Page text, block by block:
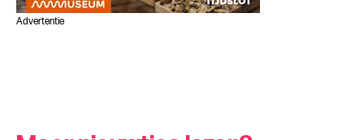
Advertentie